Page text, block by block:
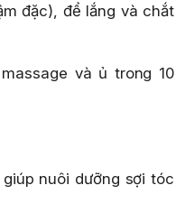
đặc), để lắng và chắt
và ủ trong 10
nuôi dưỡng sợi tóc